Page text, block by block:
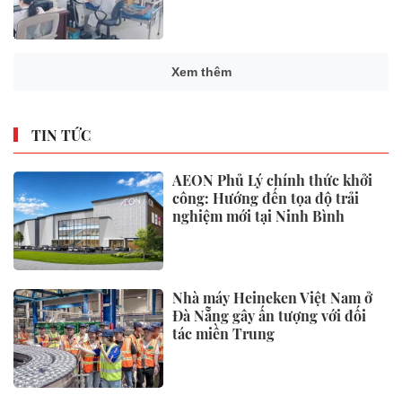
Xem thêm
TIN TỨC
AEON Phủ Lý chính thức khởi
công: Hướng đến tọa độ trải
nghiệm mới tại Ninh Bình
Nhà máy Heineken Việt Nam ở
Đà Nẵng gây ấn tượng với đối
tác miền Trung